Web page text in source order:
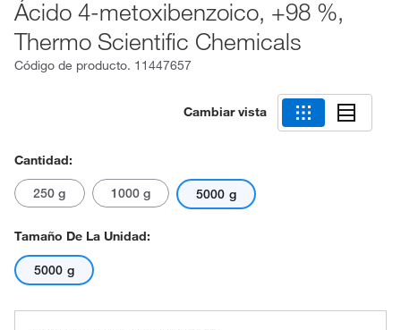
Ácido 4-metoxibenzoico, +98 %,
Thermo Scientific Chemicals
Código de producto. 11447657
Cambiar vista
Cantidad:
250 g 1000 g 5000 g
Tamaño De La Unidad:
5000 g